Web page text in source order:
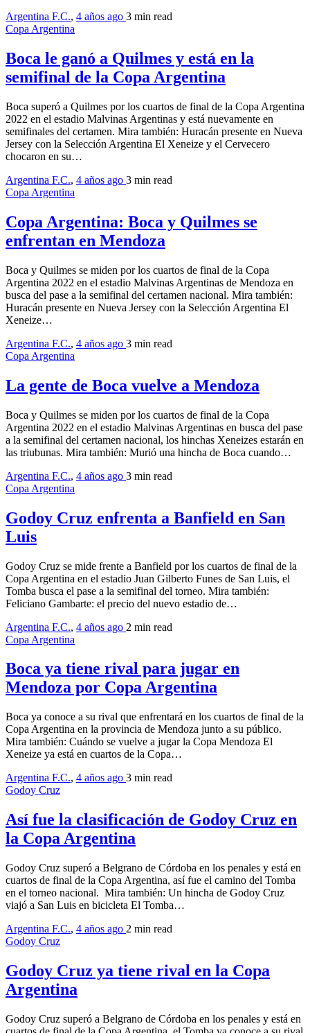
Argentina F.C., 4 años ago 3 min read
Copa Argentina
Boca le ganó a Quilmes y está en la
semifinal de la Copa Argentina
Boca superó a Quilmes por los cuartos de final de la Copa Argentina
2022 en el estadio Malvinas Argentinas y está nuevamente en
semifinales del certamen. Mira también: Huracán presente en Nueva
Jersey con la Selección Argentina El Xeneize y el Cervecero
chocaron en su…
Argentina F.C., 4 años ago 3 min read
Copa Argentina
Copa Argentina: Boca y Quilmes se
enfrentan en Mendoza
Boca y Quilmes se miden por los cuartos de final de la Copa
Argentina 2022 en el estadio Malvinas Argentinas de Mendoza en
busca del pase a la semifinal del certamen nacional. Mira también:
Huracán presente en Nueva Jersey con la Selección Argentina El
Xeneize…
Argentina F.C., 4 años ago 3 min read
Copa Argentina
La gente de Boca vuelve a Mendoza
Boca y Quilmes se miden por los cuartos de final de la Copa
Argentina 2022 en el estadio Malvinas Argentinas en busca del pase
a la semifinal del certamen nacional, los hinchas Xeneizes estarán en
las triubunas. Mira también: Murió una hincha de Boca cuando…
Argentina F.C., 4 años ago 3 min read
Copa Argentina
Godoy Cruz enfrenta a Banfield en San
Luis
Godoy Cruz se mide frente a Banfield por los cuartos de final de la
Copa Argentina en el estadio Juan Gilberto Funes de San Luis, el
Tomba busca el pase a la semifinal del torneo. Mira también:
Feliciano Gambarte: el precio del nuevo estadio de…
Argentina F.C., 4 años ago 2 min read
Copa Argentina
Boca ya tiene rival para jugar en
Mendoza por Copa Argentina
Boca ya conoce a su rival que enfrentará en los cuartos de final de la
Copa Argentina en la provincia de Mendoza junto a su público.
Mira también: Cuándo se vuelve a jugar la Copa Mendoza El
Xeneize ya está en cuartos de la Copa…
Argentina F.C., 4 años ago 3 min read
Godoy Cruz
Así fue la clasificación de Godoy Cruz en
la Copa Argentina
Godoy Cruz superó a Belgrano de Córdoba en los penales y está en
cuartos de final de la Copa Argentina, así fue el camino del Tomba
en el torneo nacional. Mira también: Un hincha de Godoy Cruz
viajó a San Luis en bicicleta El Tomba…
Argentina F.C., 4 años ago 2 min read
Godoy Cruz
Godoy Cruz ya tiene rival en la Copa
Argentina
Godoy Cruz superó a Belgrano de Córdoba en los penales y está en